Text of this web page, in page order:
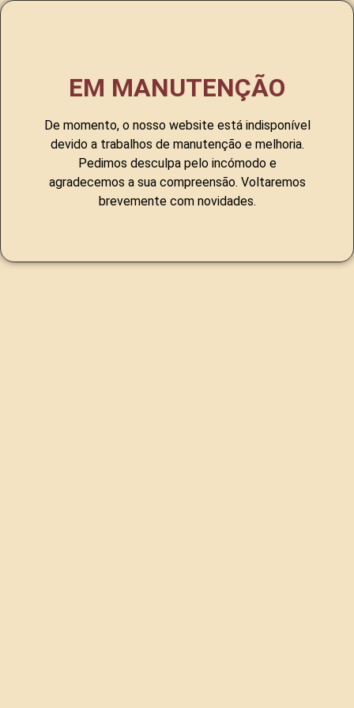
EM MANUTENÇÃO
De momento, o nosso website está indisponível
devido a trabalhos de manutenção e melhoria.
Pedimos desculpa pelo incómodo e
agradecemos a sua compreensão. Voltaremos
brevemente com novidades.